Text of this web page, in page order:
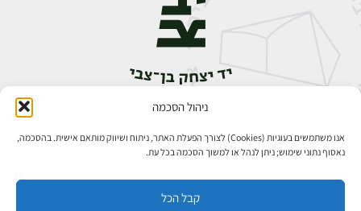
ניהול הסכמה
אנו משתמשים בעוגיות (Cookies) לצורך הפעלת האתר, ניתוח ושיווק מותאם אישית. בהסכמה,
נאסוף נתוני שימוש; ניתן לנהל או למשוך הסכמה בכל עת.
קבל הכל
אבן גבירול 14, רחביה, ירושלים